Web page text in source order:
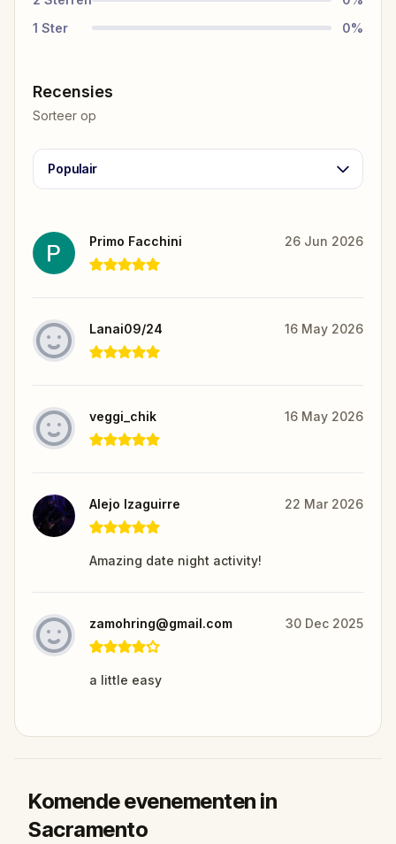
1 Ster 0%
Recensies
Sorteer op
Populair
Primo Facchini 26 Jun 2026
Lanai09/24 16 May 2026
veggi_chik 16 May 2026
Alejo Izaguirre 22 Mar 2026
Amazing date night activity!
zamohring@gmail.com 30 Dec 2025
a little easy
Komende evenementen in
Sacramento